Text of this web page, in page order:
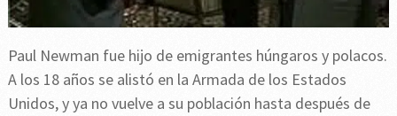
Paul Newman fue hijo de emigrantes húngaros y polacos.
A los 18 años se alistó en la Armada de los Estados
Unidos, y ya no vuelve a su población hasta después de